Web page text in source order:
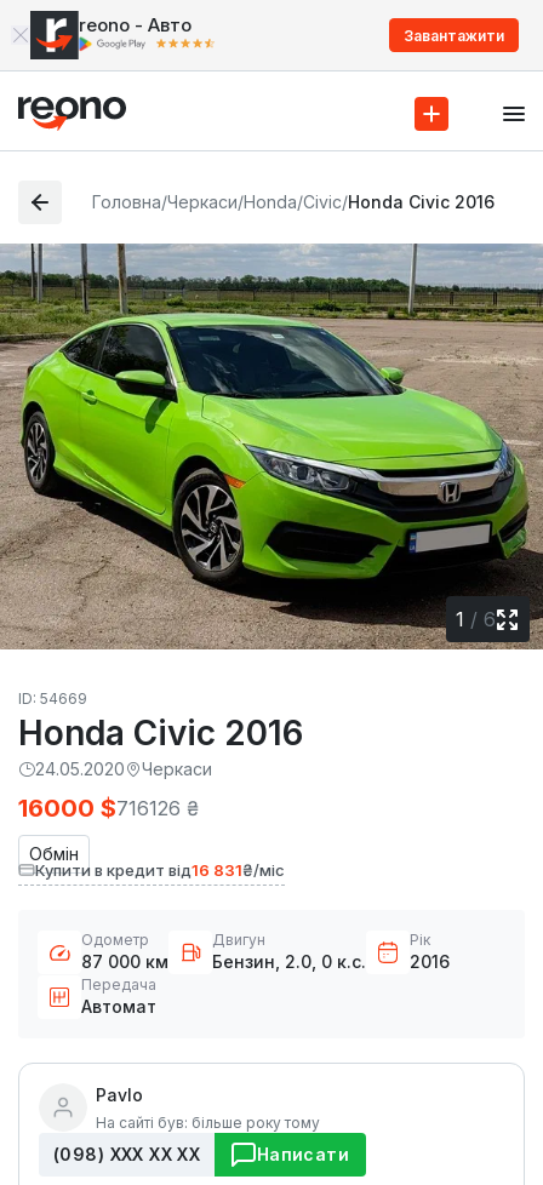
reono - Авто Завантажити
Головна/Черкаси/Honda/Civic/Honda Civic 2016
1 / 6
ID: 54669
Honda Civic 2016
24.05.2020 Черкаси
Обмін
16000 $716126 ₴
Купити в кредит від16 831₴/міс
Одометр
87 000 км
Двигун
Бензин, 2.0, 0 к.с.
Рік
2016
Передача
Автомат
Pavlo
На сайті був: більше року тому
(098) ХХХ ХХ ХХ Написати